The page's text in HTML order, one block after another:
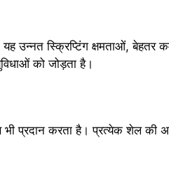
उन्नत स्क्रिप्टिंग क्षमताओं, बेहतर
को जोड़ता है।
करता है। प्रत्येक शेल की